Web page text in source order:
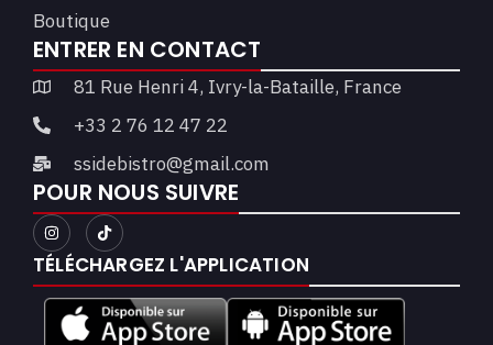
Boutique
ENTRER EN CONTACT
81 Rue Henri 4, Ivry-la-Bataille, France
+33 2 76 12 47 22
ssidebistro@gmail.com
POUR NOUS SUIVRE
TÉLÉCHARGEZ L'APPLICATION​